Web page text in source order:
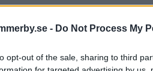
- Do Not Process My
opt-out of the sale, sharing to third
ska jag försöka styra och driva